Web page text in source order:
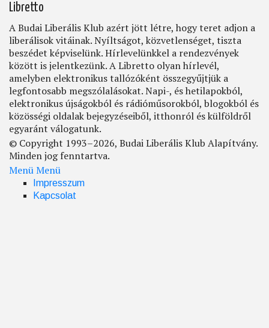
Libretto
A Budai Liberális Klub azért jött létre, hogy teret adjon a
liberálisok vitáinak. Nyíltságot, közvetlenséget, tiszta
beszédet képviselünk. Hírlevelünkkel a rendezvények
között is jelentkezünk. A Libretto olyan hírlevél,
amelyben elektronikus tallózóként összegyűjtjük a
legfontosabb megszólalásokat. Napi-, és hetilapokból,
elektronikus újságokból és rádióműsorokból, blogokból és
közösségi oldalak bejegyzéseiből, itthonról és külföldről
egyaránt válogatunk.
© Copyright 1993–2026, Budai Liberális Klub Alapítvány.
Minden jog fenntartva.
Footer
MenüMenü
Impresszum
Kapcsolat